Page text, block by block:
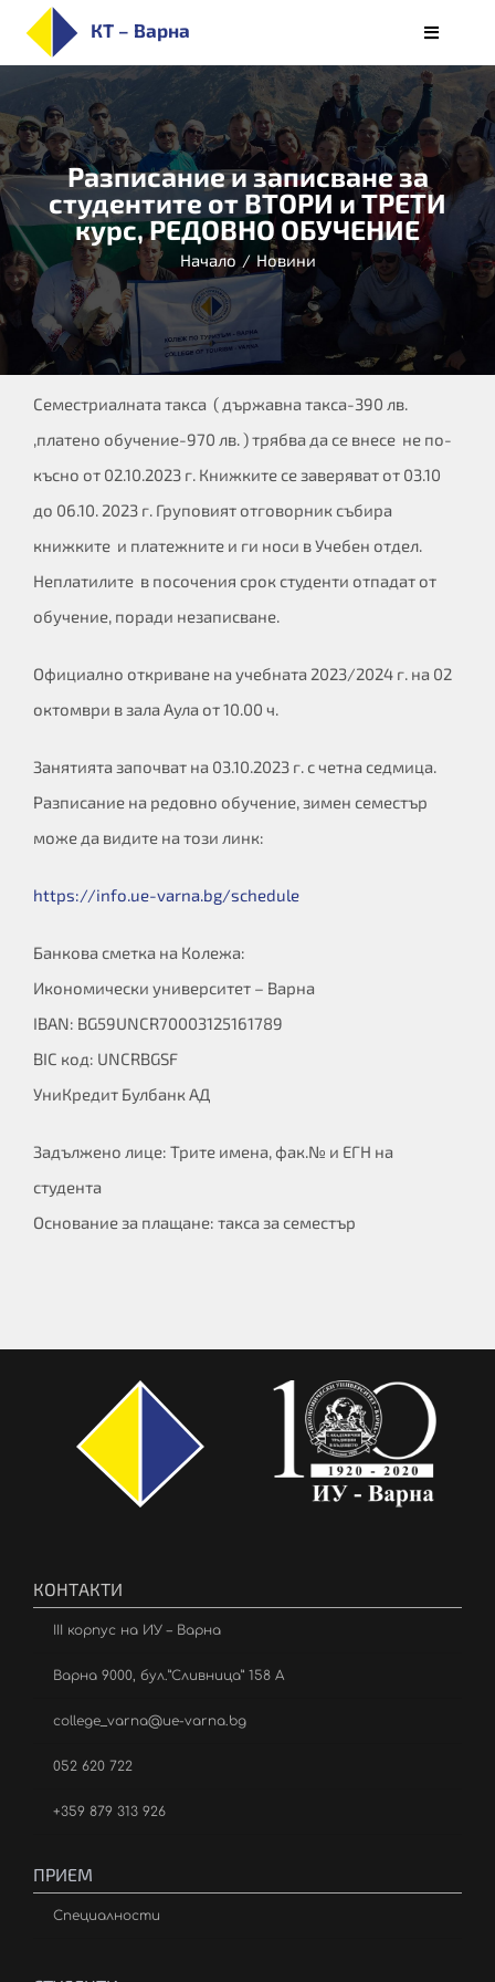
content
КТ – Варна
Toggle
НАЧАЛО
ЗА КОЛЕЖА
ПРИЕМ
СПЕЦИАЛНОСТИ
СТУДЕНТИ
ОБУЧЕНИЕ
КАРИЕРИ
АЛУМНИ/РЕАЛИЗАЦИЯ
БЮЛЕТИН
Разписание и записване за
студентите от ВТОРИ и ТРЕТИ
курс, РЕДОВНО ОБУЧЕНИЕ
Начало / Новини
Семестриалната такса ( държавна такса-390 лв.
,платено обучение-970 лв. ) трябва да се внесе не по-
късно от 02.10.2023 г. Книжките се заверяват от 03.10
до 06.10. 2023 г. Груповият отговорник събира
книжките и платежните и ги носи в Учебен отдел.
Неплатилите в посочения срок студенти отпадат от
обучениe, поради незаписване.
Официално откриване на учебната 2023/2024 г. на 02
октомври в зала Аула от 10.00 ч.
Занятията започват на 03.10.2023 г. с четна седмица.
Разписание на редовно обучение, зимен семестър
може да видите на този линк:
https://info.ue-varna.bg/schedule
Банкова сметка на Колежа:
Икономически университет – Варна
IBAN: BG59UNCR70003125161789
BIC код: UNCRBGSF
УниКредит Булбанк АД
Задължено лице: Трите имена, фак.№ и ЕГН на
студента
Основание за плащане: такса за семестър
КОНТАКТИ
III корпус на ИУ – Варна
Варна 9000, бул.”Сливница” 158 А
college_varna@ue-varna.bg
052 620 722
+359 879 313 926
ПРИЕМ
Специалности